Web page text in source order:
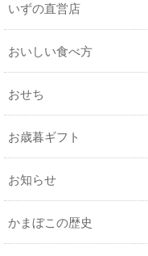
いずの直営店
おいしい食べ方
おせち
お歳暮ギフト
お知らせ
かまぼこの歴史